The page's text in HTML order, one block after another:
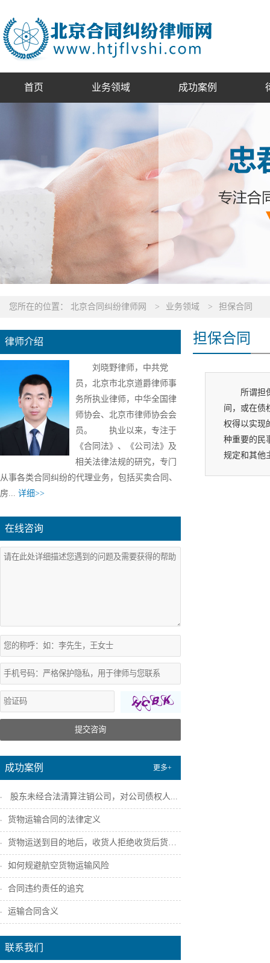
首页 业务领域 成功案例
您所在的位置： 北京合同纠纷律师网 > 业务领域 > 担保合同
律师介绍
刘晓野律师，中共党
员，北京市北京道爵律师事
务所执业律师，中华全国律
师协会、北京市律师协会会
员。 执业以来，专注于
《合同法》、《公司法》及
相关法律法规的研究，专门
从事各类合同纠纷的代理业务，包括买卖合同、
房... 详细>>
在线咨询
提交咨询
成功案例 更多+
股东未经合法清算注销公司，对公司债权人...
货物运输合同的法律定义
货物运送到目的地后，收货人拒绝收货后货主...
如何规避航空货物运输风险
合同违约责任的追究
运输合同含义
联系我们
担保合同
所谓担
间，或在债
权得以实现
种重要的民
规定和其他